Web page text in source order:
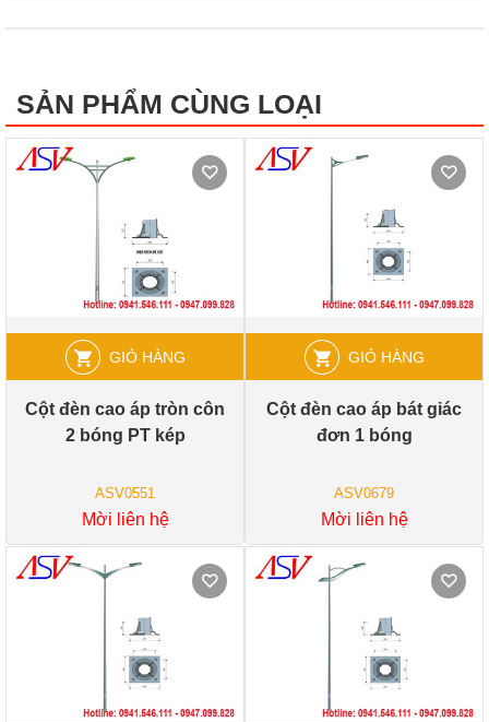
SẢN PHẨM CÙNG LOẠI
GIỎ HÀNG
Cột đèn cao áp tròn côn
2 bóng PT kép
ASV0551
Mời liên hệ
GIỎ HÀNG
Cột đèn cao áp bát giác
đơn 1 bóng
ASV0679
Mời liên hệ